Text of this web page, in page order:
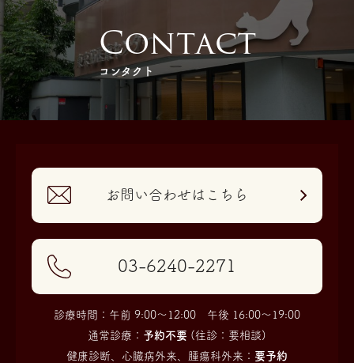
Contact
コンタクト
お問い合わせはこちら
03-6240-2271
診療時間：午前 9:00〜12:00 午後 16:00〜19:00
通常診療： 予約不要 (往診：要相談)
健康診断、心臓病外来、腫瘍科外来： 要予約